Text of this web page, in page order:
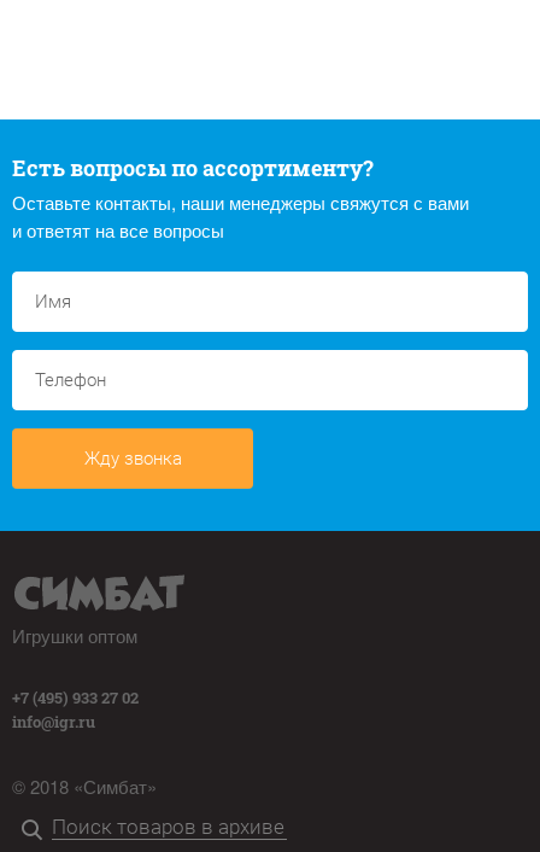
Есть вопросы по ассортименту?
Оставьте контакты, наши менеджеры свяжутся с вами
и ответят на все вопросы
Жду звонка
Игрушки оптом
+7 (495) 933 27 02
info@igr.ru
© 2018 «Симбат»